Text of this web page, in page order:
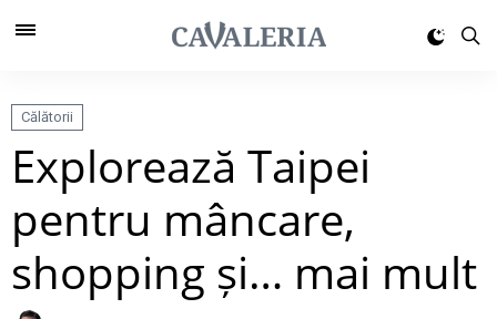
Călătorii
Explorează Taipei
pentru mâncare,
shopping și… mai mult